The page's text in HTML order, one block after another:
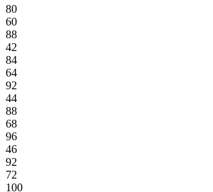
80
60
88
42
84
64
92
44
88
68
96
46
92
72
100